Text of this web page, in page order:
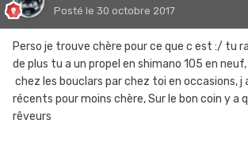
Posté le 30 octobre 2017
Perso je trouve chère pour ce que c est :/ tu
de plus tu a un propel en shimano 105 en
chez les bouclars par chez toi en occasions, j
récents pour moins chère, Sur le bon coin y a
rêveurs